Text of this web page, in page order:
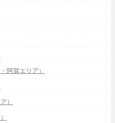
阿賀エリア）
）